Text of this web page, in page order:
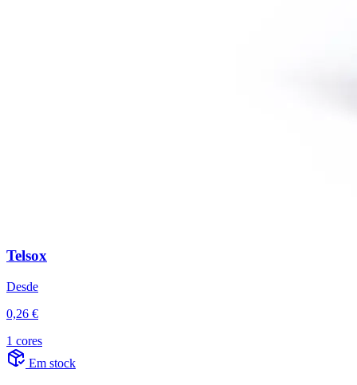
Telsox
Desde
0,26 €
1 cores
Em stock